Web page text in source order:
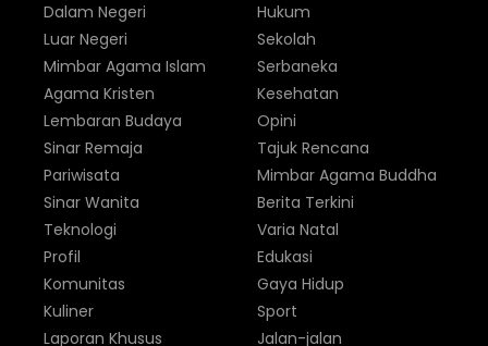
Dalam Negeri
Luar Negeri
Hukum
Sekolah
Mimbar Agama Islam
Agama Kristen
Lembaran Budaya
Sinar Remaja
Pariwisata
Sinar Wanita
Serbaneka
Kesehatan
Opini
Tajuk Rencana
Mimbar Agama Buddha
Berita Terkini
Teknologi
Profil
Komunitas
Kuliner
Laporan Khusus
Varia Natal
Edukasi
Gaya Hidup
Sport
Jalan-jalan